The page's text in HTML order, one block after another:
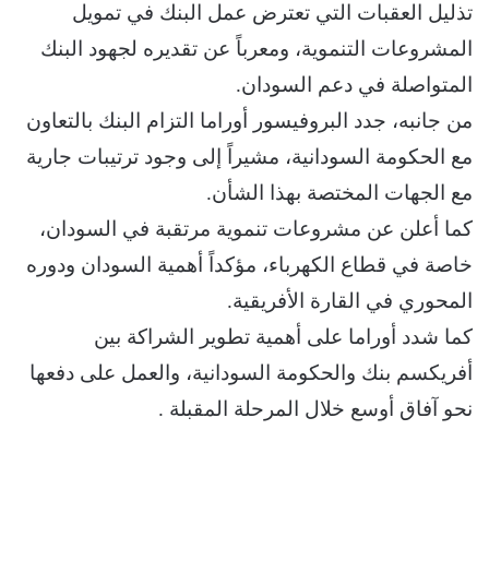
تذليل العقبات التي تعترض عمل البنك في تمويل
المشروعات التنموية، ومعرباً عن تقديره لجهود البنك
المتواصلة في دعم السودان.
من جانبه، جدد البروفيسور أوراما التزام البنك بالتعاون
مع الحكومة السودانية، مشيراً إلى وجود ترتيبات جارية
مع الجهات المختصة بهذا الشأن.
كما أعلن عن مشروعات تنموية مرتقبة في السودان،
خاصة في قطاع الكهرباء، مؤكداً أهمية السودان ودوره
المحوري في القارة الأفريقية.
كما شدد أوراما على أهمية تطوير الشراكة بين
أفريكسم بنك والحكومة السودانية، والعمل على دفعها
نحو آفاق أوسع خلال المرحلة المقبلة .